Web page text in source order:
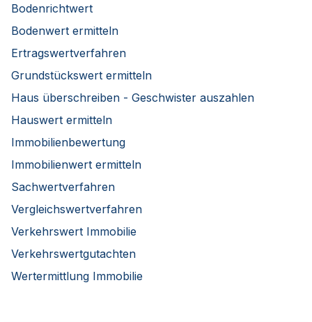
Bodenrichtwert
Bodenwert ermitteln
Ertragswertverfahren
Grundstückswert ermitteln
Haus überschreiben - Geschwister auszahlen
Hauswert ermitteln
Immobilienbewertung
Immobilienwert ermitteln
Sachwertverfahren
Vergleichswertverfahren
Verkehrswert Immobilie
Verkehrswertgutachten
Wertermittlung Immobilie